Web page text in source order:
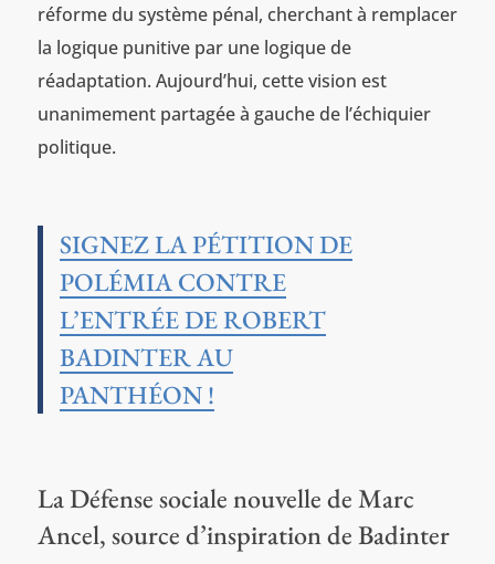
réforme du système pénal, cherchant à remplacer
la logique punitive par une logique de
réadaptation. Aujourd’hui, cette vision est
unanimement partagée à gauche de l’échiquier
politique.
SIGNEZ LA PÉTITION DE
POLÉMIA CONTRE
L’ENTRÉE DE ROBERT
BADINTER AU
PANTHÉON !
La Défense sociale nouvelle de Marc
Ancel, source d’inspiration de Badinter